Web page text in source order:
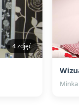
4 zdjęć
Minka